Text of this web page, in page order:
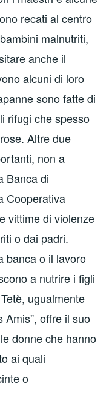
recati al centro
malnutriti,
anche il
alcuni di loro
sono fatte di
rifugi che spesso
Altre due
non a
Banca di
Cooperativa
vittime di violenze
o dai padri.
banca o il lavoro
a nutrire i figli
ugualmente
Amis”, offre il suo
donne che hanno
ai quali
o